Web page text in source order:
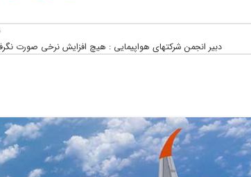
دبیر انجمن شرکتهای هواپیمایی : هیچ افزایش نرخی صورت